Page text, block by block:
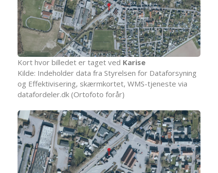
Kort hvor billedet er taget ved Karise
Kilde: Indeholder data fra Styrelsen for Dataforsyning
og Effektivisering, skærmkortet, WMS-tjeneste via
datafordeler.dk (Ortofoto forår)